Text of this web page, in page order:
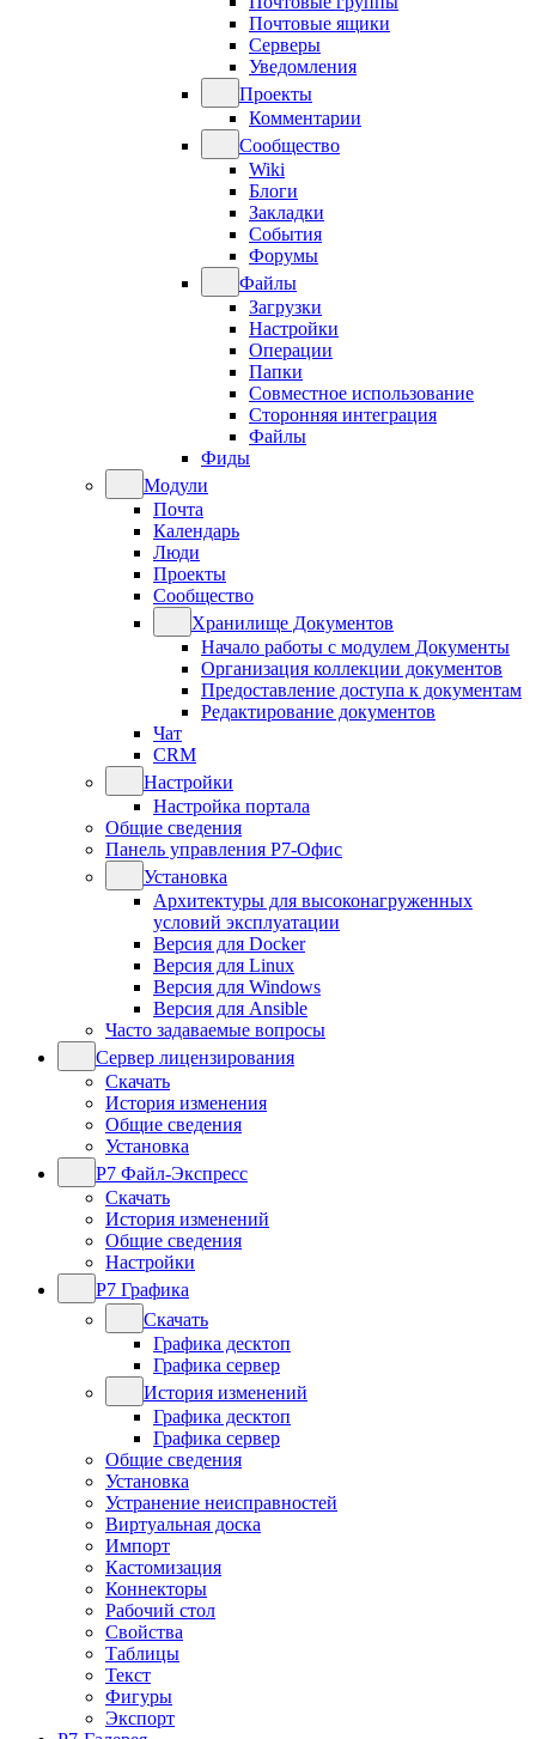
Почтовые ящики
Серверы
Уведомления
Проекты
Комментарии
Сообщество
Wiki
Блоги
Закладки
События
Форумы
Файлы
Загрузки
Настройки
Операции
Папки
Совместное использование
Сторонняя интеграция
Файлы
Фиды
Модули
Почта
Календарь
Люди
Проекты
Сообщество
Хранилище Документов
Начало работы с модулем Документы
Организация коллекции документов
Предоставление доступа к документам
Редактирование документов
Чат
CRM
Настройки
Настройка портала
Общие сведения
Панель управления Р7-Офис
Установка
Архитектуры для высоконагруженных
условий эксплуатации
Версия для Docker
Версия для Linux
Версия для Windows
Версия для Ansible
Часто задаваемые вопросы
Сервер лицензирования
Скачать
История изменения
Общие сведения
Установка
Р7 Файл-Экспресс
Скачать
История изменений
Общие сведения
Настройки
Р7 Графика
Скачать
Графика десктоп
Графика сервер
История изменений
Графика десктоп
Графика сервер
Общие сведения
Установка
Устранение неисправностей
Виртуальная доска
Импорт
Кастомизация
Коннекторы
Рабочий стол
Свойства
Таблицы
Текст
Фигуры
Экспорт